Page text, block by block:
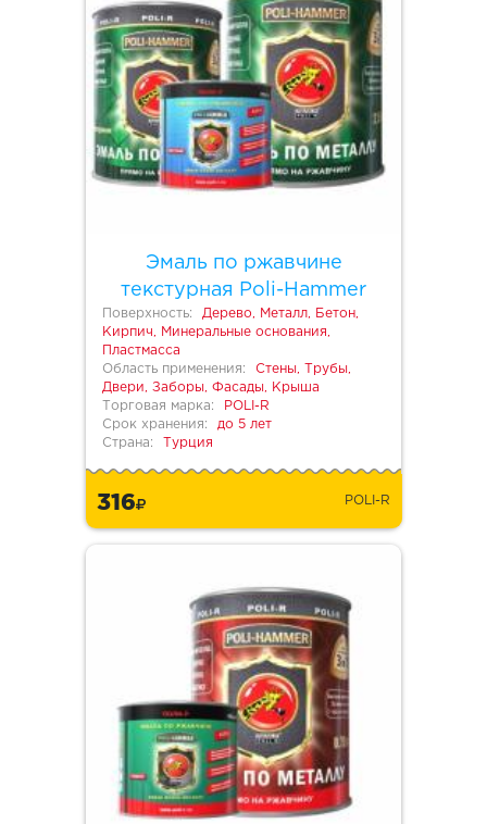
Эмаль по ржавчине
текстурная Poli-Hammer
Поверхность:
Дерево, Металл, Бетон,
Кирпич, Минеральные основания,
Пластмасса
Область применения:
Стены, Трубы,
Двери, Заборы, Фасады, Крыша
Торговая марка:
POLI-R
Срок хранения:
до 5 лет
Страна:
Турция
316 POLI-R